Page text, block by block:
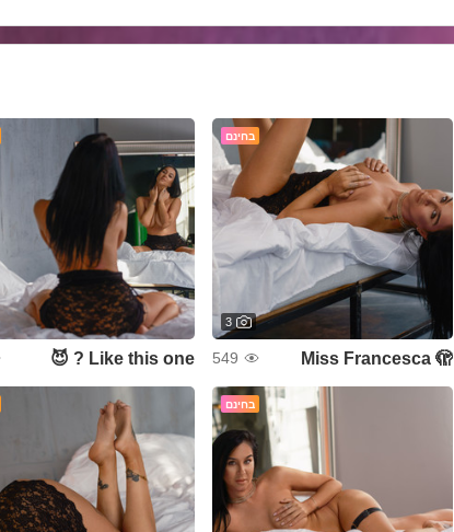
בחינם
3
Miss Francesca 🫣
549
Like this one ? 😈
בחינם